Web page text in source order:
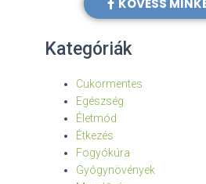
KÖVESS
Kategóriák
Cukormentes
Egészség
Életmód
Étkezés
Fogyókúra
Gyógynövények